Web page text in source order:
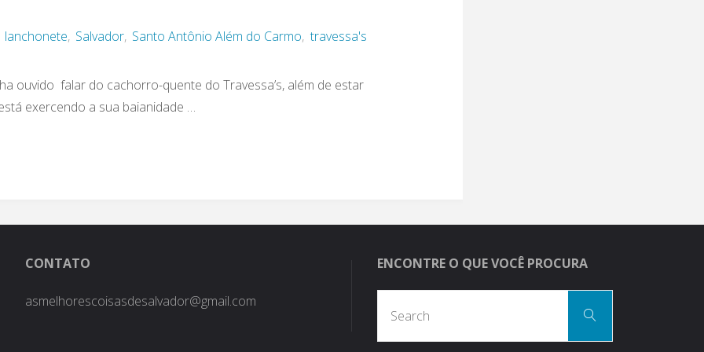
lanchonete, Salvador, Santo Antônio Além do Carmo, travessa's
ouvido falar do cachorro-quente do Travessa’s, além de estar
exercendo a sua baianidade …
CONTATO
asmelhorescoisasdesalvador@gmail.com
ENCONTRE O QUE VOCÊ PROCURA
Search